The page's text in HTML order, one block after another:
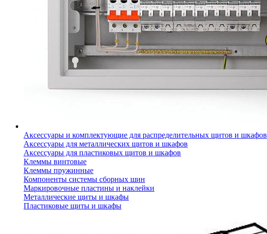
Аксессуары и комплектующие для распределительных щитов и шкафов
Аксессуары для металлических щитов и шкафов
Аксессуары для пластиковых щитов и шкафов
Клеммы винтовые
Клеммы пружинные
Компоненты системы сборных шин
Маркировочные пластины и наклейки
Металлические щиты и шкафы
Пластиковые щиты и шкафы